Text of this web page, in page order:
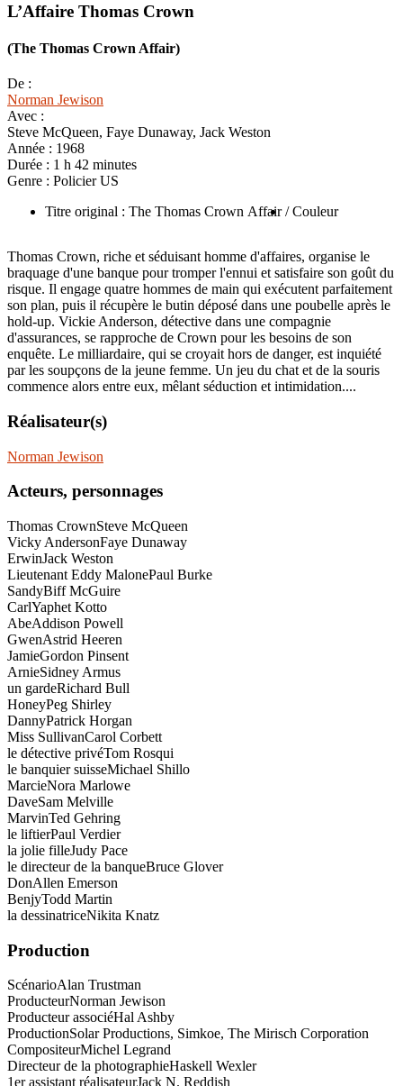
L’Affaire Thomas Crown
(The Thomas Crown Affair)
De :
Norman Jewison
Avec :
Steve McQueen, Faye Dunaway, Jack Weston
Année : 1968
Durée : 1 h 42 minutes
Genre : Policier US
Titre original : The Thomas Crown Affair / Couleur
Thomas Crown, riche et séduisant homme d'affaires, organise le
braquage d'une banque pour tromper l'ennui et satisfaire son goût du
risque. Il engage quatre hommes de main qui exécutent parfaitement
son plan, puis il récupère le butin déposé dans une poubelle après le
hold-up. Vickie Anderson, détective dans une compagnie
d'assurances, se rapproche de Crown pour les besoins de son
enquête. Le milliardaire, qui se croyait hors de danger, est inquiété
par les soupçons de la jeune femme. Un jeu du chat et de la souris
commence alors entre eux, mêlant séduction et intimidation....
Réalisateur(s)
Norman Jewison
Acteurs, personnages
Thomas CrownSteve McQueen
Vicky AndersonFaye Dunaway
ErwinJack Weston
Lieutenant Eddy MalonePaul Burke
SandyBiff McGuire
CarlYaphet Kotto
AbeAddison Powell
GwenAstrid Heeren
JamieGordon Pinsent
ArnieSidney Armus
un gardeRichard Bull
HoneyPeg Shirley
DannyPatrick Horgan
Miss SullivanCarol Corbett
le détective privéTom Rosqui
le banquier suisseMichael Shillo
MarcieNora Marlowe
DaveSam Melville
MarvinTed Gehring
le liftierPaul Verdier
la jolie filleJudy Pace
le directeur de la banqueBruce Glover
DonAllen Emerson
BenjyTodd Martin
la dessinatriceNikita Knatz
Production
ScénarioAlan Trustman
ProducteurNorman Jewison
Producteur associéHal Ashby
ProductionSolar Productions, Simkoe, The Mirisch Corporation
CompositeurMichel Legrand
Directeur de la photographieHaskell Wexler
1er assistant réalisateurJack N. Reddish